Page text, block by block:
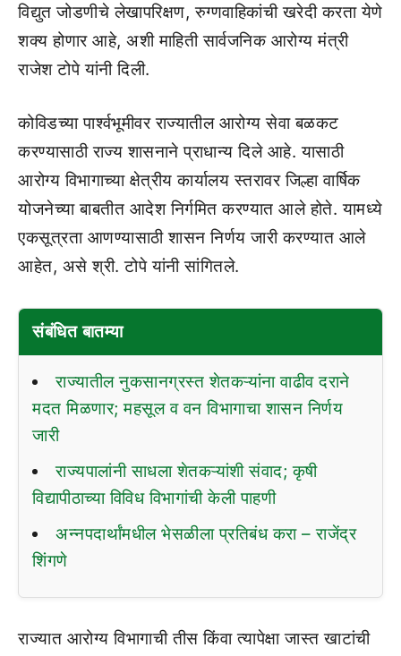
विद्युत जोडणीचे लेखापरिक्षण, रुग्णवाहिकांची खरेदी करता येणे
शक्य होणार आहे, अशी माहिती सार्वजनिक आरोग्य मंत्री
राजेश टोपे यांनी दिली.
कोविडच्या पार्श्वभूमीवर राज्यातील आरोग्य सेवा बळकट
करण्यासाठी राज्य शासनाने प्राधान्य दिले आहे. यासाठी
आरोग्य विभागाच्या क्षेत्रीय कार्यालय स्तरावर जिल्हा वार्षिक
योजनेच्या बाबतीत आदेश निर्गमित करण्यात आले होते. यामध्ये
एकसूत्रता आणण्यासाठी शासन निर्णय जारी करण्यात आले
आहेत, असे श्री. टोपे यांनी सांगितले.
संबंधित बातम्या
राज्यातील नुकसानग्रस्त शेतकऱ्यांना वाढीव दराने
मदत मिळणार; महसूल व वन विभागाचा शासन निर्णय
जारी
राज्यपालांनी साधला शेतकऱ्यांशी संवाद; कृषी
विद्यापीठाच्या विविध विभागांची केली पाहणी
अन्नपदार्थांमधील भेसळीला प्रतिबंध करा – राजेंद्र
शिंगणे
राज्यात आरोग्य विभागाची तीस किंवा त्यापेक्षा जास्त खाटांची